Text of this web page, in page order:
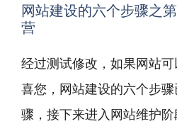
网站建设的六个步骤之
营
经过测试修改，如果网站
喜您，网站建设的六个步
骤，接下来进入网站维护阶